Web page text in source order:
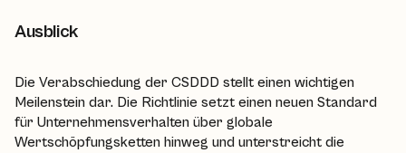
Ausblick
Die Verabschiedung der CSDDD stellt einen wichtigen
Meilenstein dar. Die Richtlinie setzt einen neuen Standard
für Unternehmensverhalten über globale
Wertschöpfungsketten hinweg und unterstreicht die